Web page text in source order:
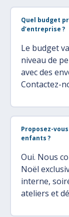
Quel budget
d’entreprise ?
Le budget
niveau de
avec des
Contactez-
Proposez-
enfants ?
Oui. Nous
Noël
interne,
ateliers et